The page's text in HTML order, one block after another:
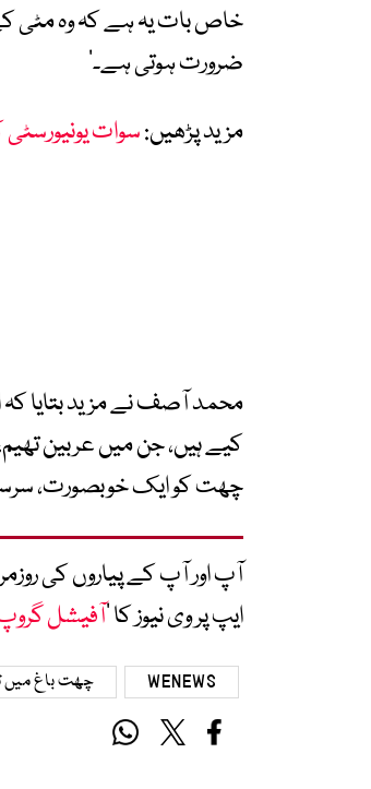
خاص بات یہ ہے کہ وہ مٹی کے
ضرورت ہوتی ہے۔‘
مزید پڑھیں:سوات
محمد آصف نے مزید بتایا کہ
کیے ہیں، جن میں عربین
چھت کو ایک خوبصورت،
آپ اور آپ کے پیاروں کی
ایپ پر وی نیوز کا ’آفیشل
WENEWS چھت باغ میں